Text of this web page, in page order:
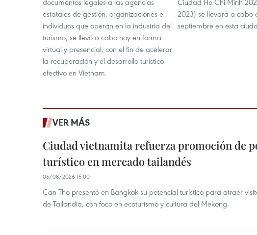
documentos legales a las agencias
estatales de gestión, organizaciones e
individuos que operan en la industria del
turismo, se llevó a cabo hoy en forma
virtual y presencial, con el fin de acelerar
la recuperación y el desarrollo turístico
efectivo en Vietnam.
Ciudad Ho Chi Minh
2023) se llevará a cabo
septiembre en esta
VER MÁS
Ciudad vietnamita refuerza promoción de
turístico en mercado tailandés
05/08/2026 15:00
Can Tho presentó en Bangkok su potencial turístico para atraer
de Tailandia, con foco en ecoturismo y cultura del Mekong.